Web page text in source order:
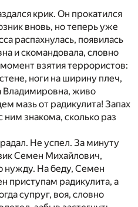
крик. Он прокатился
вновь, но теперь уже
распахнулась, появилась
и скомандовала, словно
взятия террористов:
ноги на ширину плеч,
Владимировна, живо
мазь от радикулита! Запах
ним знакома, сколько раз
Не успел. За минуту
Семен Михайлович,
На беду, Семен
приступам радикулита, а
супруг, воя, словно